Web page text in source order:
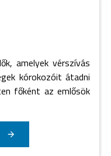
amelyek vérszívás
kórokozóit átadni
főként az emlősök